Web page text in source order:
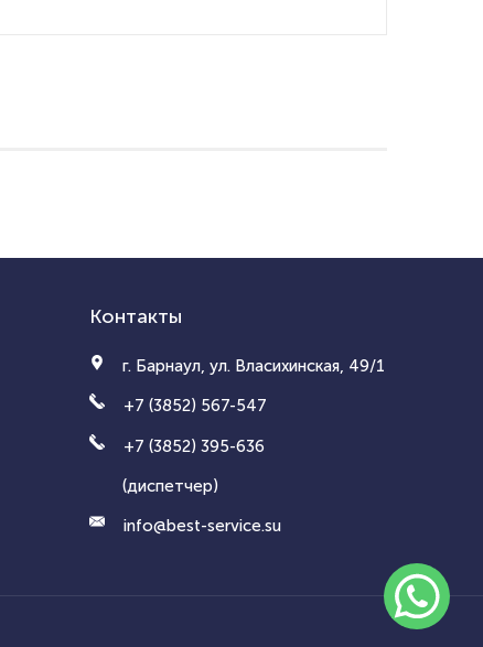
Контакты
г. Барнаул, ул. Власихинская, 49/1
+7 (3852) 567-547
+7 (3852) 395-636
(диспетчер)
info@best-service.su